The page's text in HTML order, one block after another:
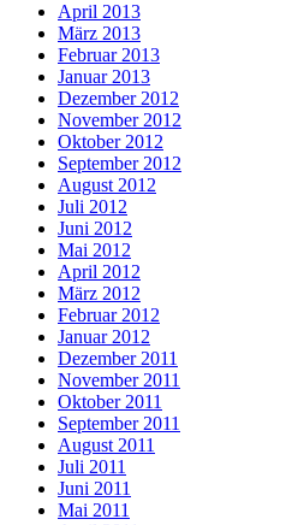
April 2013
März 2013
Februar 2013
Januar 2013
Dezember 2012
November 2012
Oktober 2012
September 2012
August 2012
Juli 2012
Juni 2012
Mai 2012
April 2012
März 2012
Februar 2012
Januar 2012
Dezember 2011
November 2011
Oktober 2011
September 2011
August 2011
Juli 2011
Juni 2011
Mai 2011